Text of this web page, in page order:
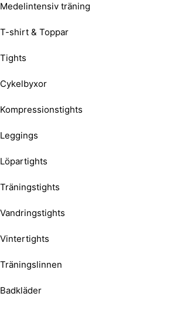
Medelintensiv träning
T-shirt & Toppar
Tights
Cykelbyxor
Kompressionstights
Leggings
Löpartights
Träningstights
Vandringstights
Vintertights
Träningslinnen
Badkläder